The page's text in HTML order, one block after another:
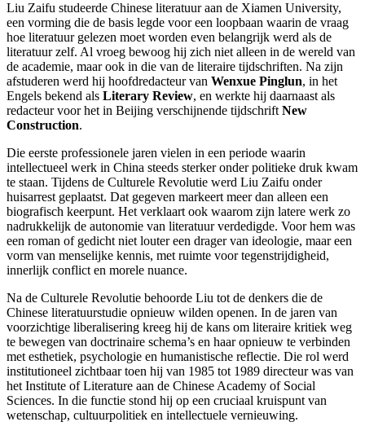
Liu Zaifu studeerde Chinese literatuur aan de Xiamen University,
een vorming die de basis legde voor een loopbaan waarin de vraag
hoe literatuur gelezen moet worden even belangrijk werd als de
literatuur zelf. Al vroeg bewoog hij zich niet alleen in de wereld van
de academie, maar ook in die van de literaire tijdschriften. Na zijn
afstuderen werd hij hoofdredacteur van Wenxue Pinglun, in het
Engels bekend als Literary Review, en werkte hij daarnaast als
redacteur voor het in Beijing verschijnende tijdschriftNew
Construction.
Die eerste professionele jaren vielen in een periode waarin
intellectueel werk in China steeds sterker onder politieke druk kwam
te staan. Tijdens de Culturele Revolutie werd Liu Zaifu onder
huisarrest geplaatst. Dat gegeven markeert meer dan alleen een
biografisch keerpunt. Het verklaart ook waarom zijn latere werk zo
nadrukkelijk de autonomie van literatuur verdedigde. Voor hem was
een roman of gedicht niet louter een drager van ideologie, maar een
vorm van menselijke kennis, met ruimte voor tegenstrijdigheid,
innerlijk conflict en morele nuance.
Na de Culturele Revolutie behoorde Liu tot de denkers die de
Chinese literatuurstudie opnieuw wilden openen. In de jaren van
voorzichtige liberalisering kreeg hij de kans om literaire kritiek weg
te bewegen van doctrinaire schema’s en haar opnieuw te verbinden
met esthetiek, psychologie en humanistische reflectie. Die rol werd
institutioneel zichtbaar toen hij van 1985 tot 1989 directeur was van
het Institute of Literature aan de Chinese Academy of Social
Sciences. In die functie stond hij op een cruciaal kruispunt van
wetenschap, cultuurpolitiek en intellectuele vernieuwing.